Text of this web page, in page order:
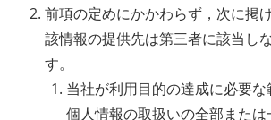
前項の定めにかかわらず，次に掲
該情報の提供先は第三者に該当し
す。
当社が利用目的の達成に必要
個人情報の取扱いの全部または